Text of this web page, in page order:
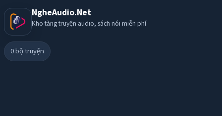
NgheAudio.Net
Kho tàng truyện audio, sách nói miễn phí
0bộ truyện